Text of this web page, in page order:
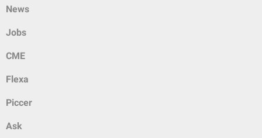
News
Jobs
CME
Flexa
Piccer
Ask